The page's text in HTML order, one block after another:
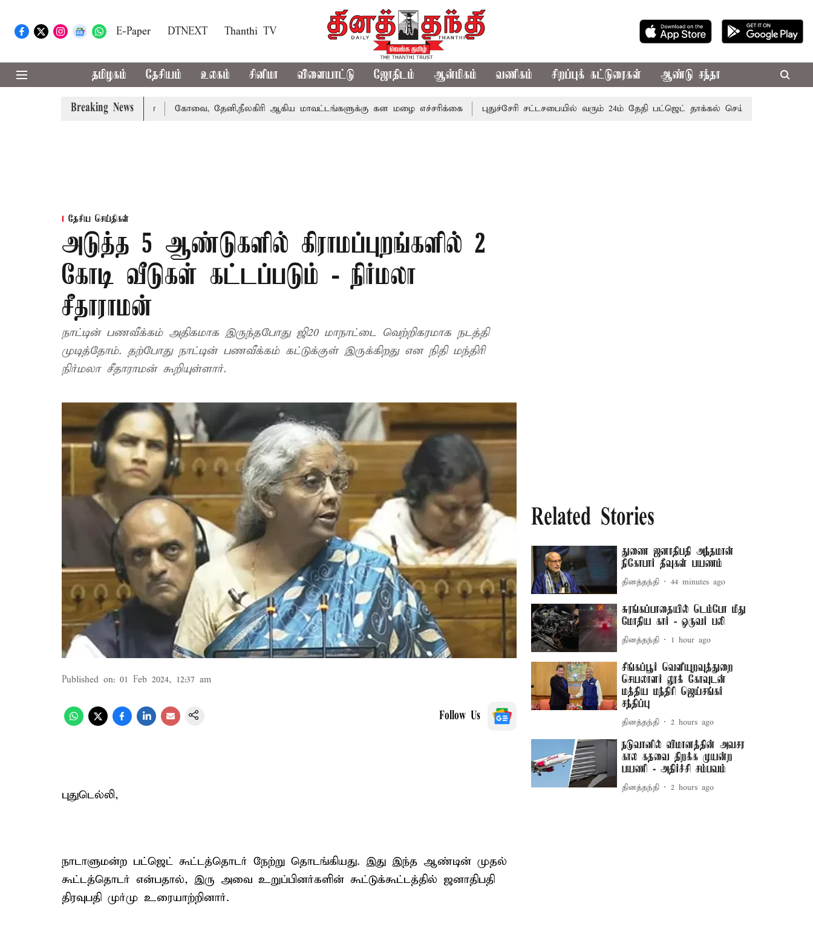
E-Paper DTNEXT Thanthi TV
தமிழகம் தேசியம் உலகம் சினிமா விளையாட்டு ஜோதிடம் ஆன்மிகம் வணிகம் சிறப்புக் கட்டுரைகள் ஆண்டு சந்தா
Breaking News
வாபஸ் பெற்றார் சங்கீதா கோவை, தேனி,நீலகிரி ஆகிய மாவட்டங்களுக்கு கன மழை எச்சரிக்கை புதுச்சேரி சட்டசபையில் வரும் 24ம் தேதி பட்ஜெட் தாக்கல் செய்கிறார் முதல்-அமைச்சர்
தேசிய செய்திகள்
அடுத்த 5 ஆண்டுகளில் கிராமப்புறங்களில் 2
கோடி வீடுகள் கட்டப்படும் - நிர்மலா
சீதாராமன்
நாட்டின் பணவீக்கம் அதிகமாக இருந்தபோது ஜி20 மாநாட்டை வெற்றிகரமாக நடத்தி
முடித்தோம். தற்போது நாட்டின் பணவீக்கம் கட்டுக்குள் இருக்கிறது என நிதி மந்திரி
நிர்மலா சீதாராமன் கூறியுள்ளார்.
Published on: 01 Feb 2024, 12:37 am
Follow Us
புதுடெல்லி,
நாடாளுமன்ற பட்ஜெட் கூட்டத்தொடர் நேற்று தொடங்கியது. இது இந்த ஆண்டின் முதல்
கூட்டத்தொடர் என்பதால், இரு அவை உறுப்பினர்களின் கூட்டுக்கூட்டத்தில் ஜனாதிபதி
திரவுபதி முர்மு உரையாற்றினார்.
Related Stories
துணை ஜனாதிபதி அந்தமான்
நிகோபார் தீவுகள் பயணம்
தினத்தந்தி 44 minutes ago
சுரங்கப்பாதையில் டெம்போ மீது
மோதிய கார் - ஒருவர் பலி
தினத்தந்தி 1 hour ago
சிங்கப்பூர் வெளியுறவுத்துறை
செயலாளர் லூக் கோவுடன்
மத்திய மந்திரி ஜெய்சங்கர்
சந்திப்பு
தினத்தந்தி 2 hours ago
நடுவானில் விமானத்தின் அவசர
கால கதவை திறக்க முயன்ற
பயணி - அதிர்ச்சி சம்பவம்
தினத்தந்தி 2 hours ago